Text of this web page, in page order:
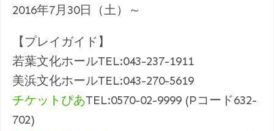
2016年7月30日（土）～
【プレイガイド】
若葉文化ホールTEL:043-237-1911
美浜文化ホールTEL:043-270-5619
チケットぴあTEL:0570-02-9999 (Pコード632-
702)